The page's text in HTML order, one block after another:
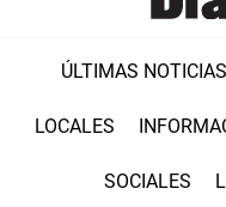
ÚLTIMAS NOTICIAS
LOCALES
SOCIALES